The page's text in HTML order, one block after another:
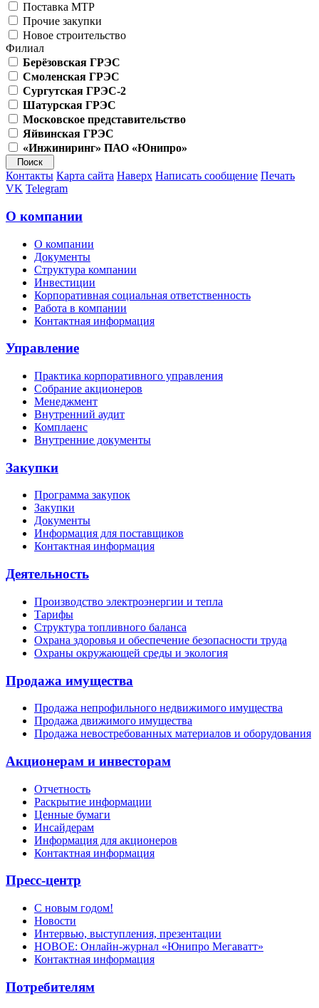
Поставка МТР
Прочие закупки
Новое строительство
Филиал
Берёзовская ГРЭС
Смоленская ГРЭС
Сургутская ГРЭС-2
Шатурская ГРЭС
Московское представительство
Яйвинская ГРЭС
«Инжиниринг» ПАО «Юнипро»
Контакты Карта сайта Наверх Написать сообщение Печать
VK Telegram
О компании
О компании
Документы
Структура компании
Инвестиции
Корпоративная социальная ответственность
Работа в компании
Контактная информация
Управление
Практика корпоративного управления
Собрание акционеров
Менеджмент
Внутренний аудит
Комплаенс
Внутренние документы
Закупки
Программа закупок
Закупки
Документы
Информация для поставщиков
Контактная информация
Деятельность
Производство электроэнергии и тепла
Тарифы
Структура топливного баланса
Охрана здоровья и обеспечение безопасности труда
Охраны окружающей среды и экология
Продажа имущества
Продажа непрофильного недвижимого имущества
Продажа движимого имущества
Продажа невостребованных материалов и оборудования
Акционерам и инвесторам
Отчетность
Раскрытие информации
Ценные бумаги
Инсайдерам
Информация для акционеров
Контактная информация
Пресс-центр
С новым годом!
Новости
Интервью, выступления, презентации
НОВОЕ: Онлайн-журнал «Юнипро Мегаватт»
Контактная информация
Потребителям